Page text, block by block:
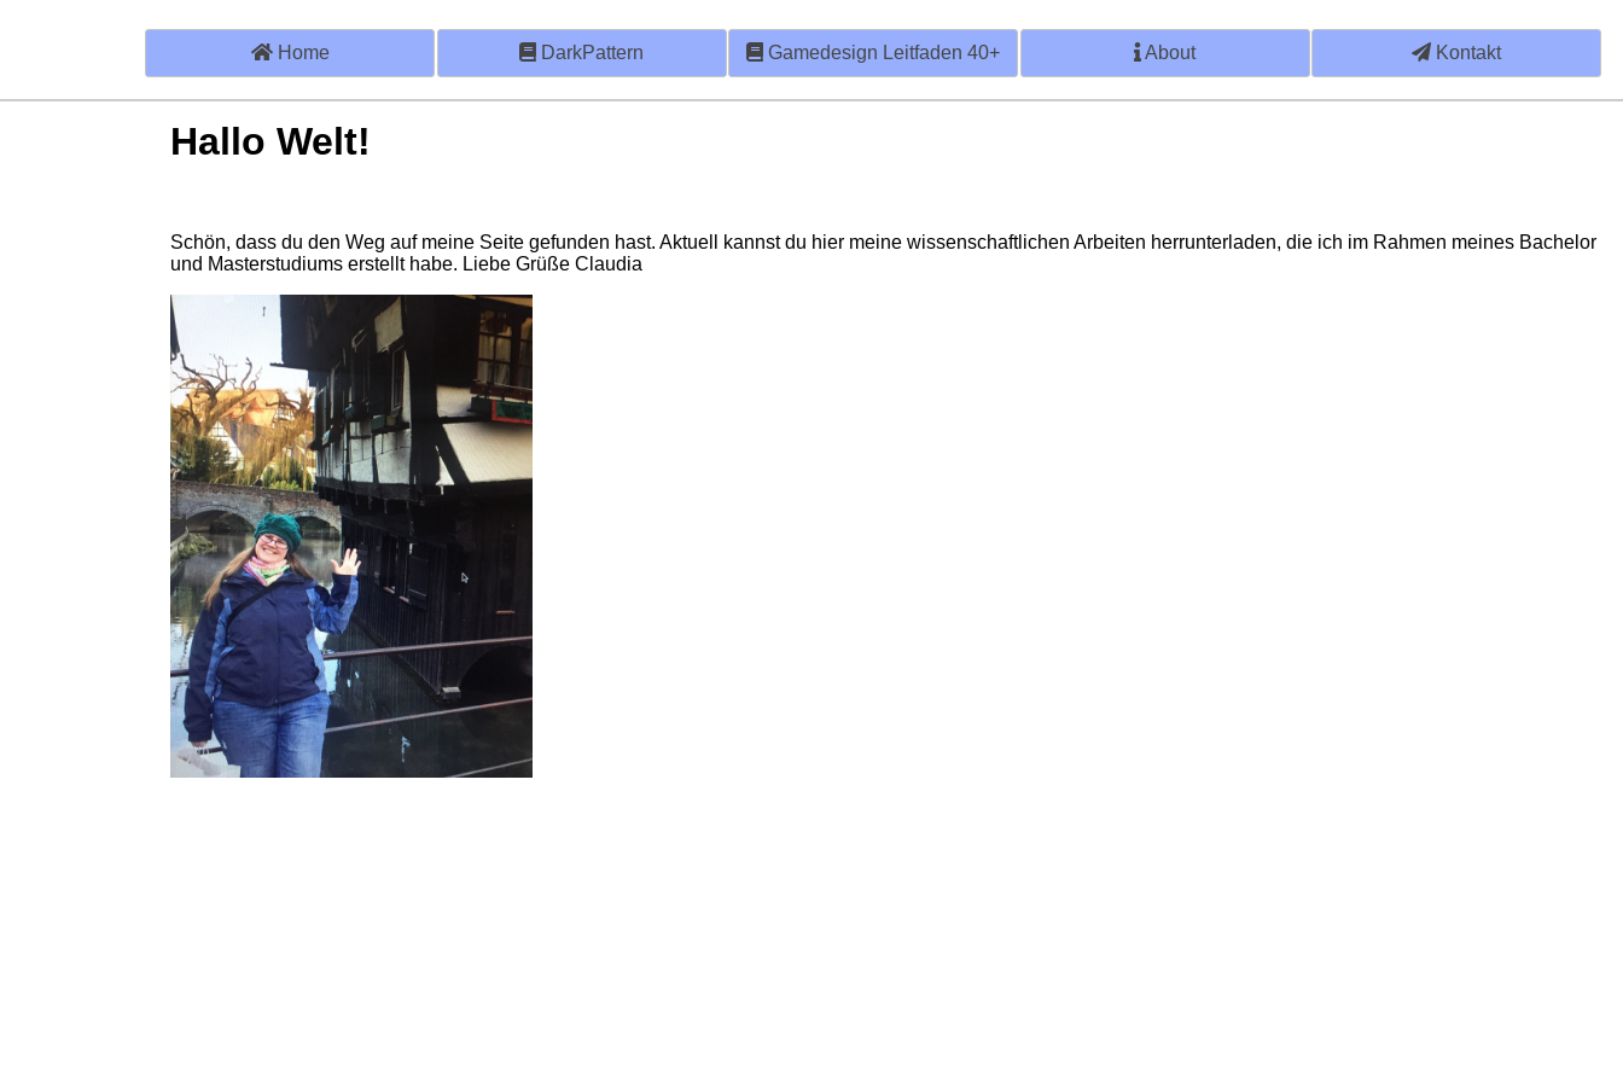
Home DarkPattern Gamedesign Leitfaden 40+ About Kontakt
Hallo Welt!
Schön, dass du den Weg auf meine Seite gefunden hast. Aktuell kannst du hier meine wissenschaftlichen Arbeiten herrunterladen, die ich im Rahmen meines Bachelor
und Masterstudiums erstellt habe. Liebe Grüße Claudia